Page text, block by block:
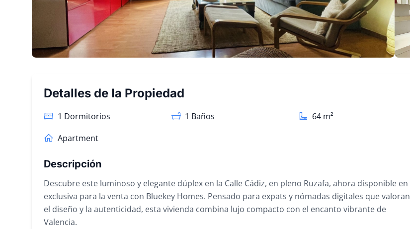
Detalles de la Propiedad
1 Dormitorios 1 Baños 64 m²
Apartment
Descripción
Descubre este luminoso y elegante dúplex en la Calle Cádiz, en pleno Ruzafa, ahora disponible en
exclusiva para la venta con Bluekey Homes. Pensado para expats y nómadas digitales que valoran
el diseño y la autenticidad, esta vivienda combina lujo compacto con el encanto vibrante de
Valencia.